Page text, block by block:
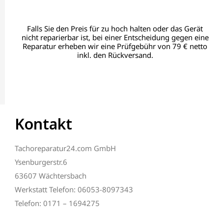
Falls Sie den Preis für zu hoch halten oder das Gerät
nicht reparierbar ist, bei einer Entscheidung gegen eine
Reparatur erheben wir eine Prüfgebühr von 79 € netto
inkl. den Rückversand.
Kontakt
Tachoreparatur24.com GmbH
Ysenburgerstr.6
63607 Wächtersbach
Werkstatt Telefon: 06053-8097343
Telefon: 0171 – 1694275